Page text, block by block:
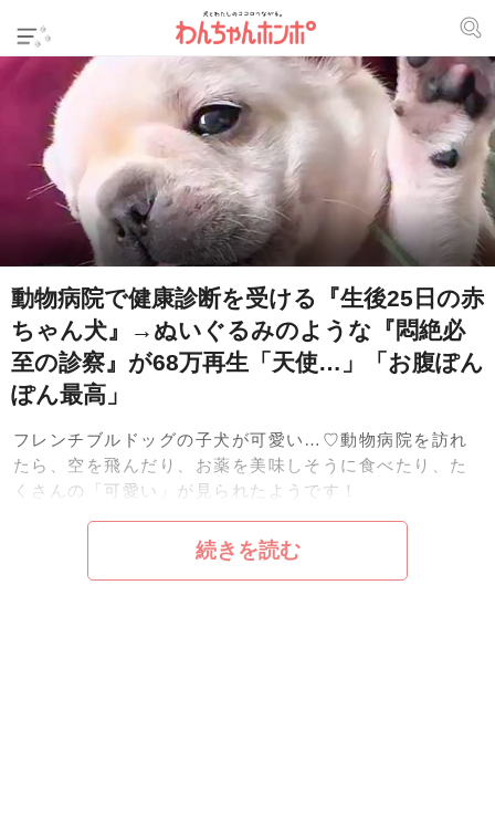
動物病院で健康診断を受ける『生後25日の赤
ちゃん犬』→ぬいぐるみのような『悶絶必
至の診察』が68万再生「天使…」「お腹ぽん
ぽん最高」
フレンチブルドッグの子犬が可愛い…♡動物病院を訪れ
たら、空を飛んだり、お薬を美味しそうに食べたり、た
くさんの「可愛い」が見られたようです！
続きを読む